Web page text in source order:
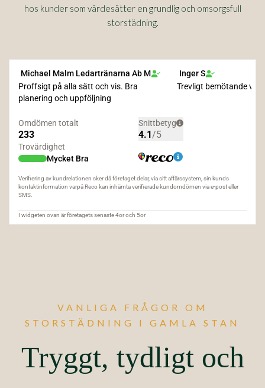
hos kunder som värdesätter en grundlig och omsorgsfull
storstädning.
VANLIGA FRÅGOR OM
STORSTÄDNING I GAMLA STAN
Tryggt, tydligt och